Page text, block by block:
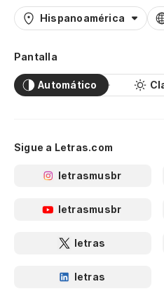
Hispanoamérica
Pantalla
Automático
Sigue a Letras.com
letrasmusbr
letrasmusbr
letras
letras